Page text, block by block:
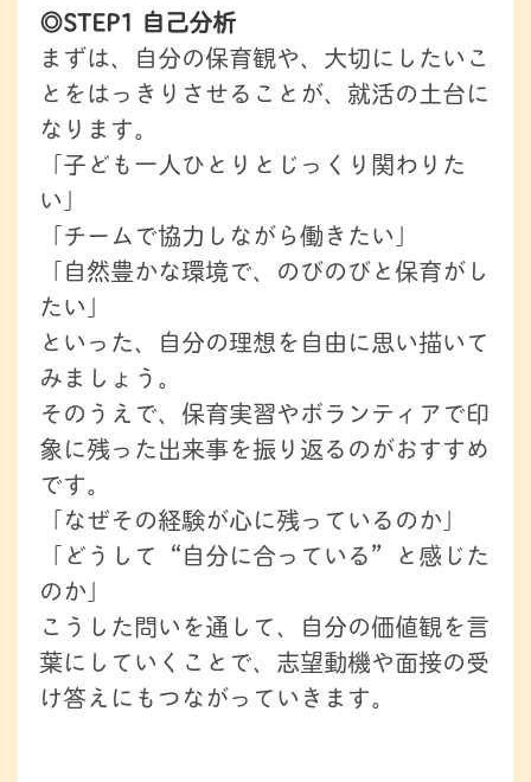
◎STEP1 自己分析
まずは、自分の保育観や、大切にしたいこ
とをはっきりさせることが、就活の土台に
なります。
「子ども一人ひとりとじっくり関わりた
い」
「チームで協力しながら働きたい」
「自然豊かな環境で、のびのびと保育がし
たい」
といった、自分の理想を自由に思い描いて
みましょう。
そのうえで、保育実習やボランティアで印
象に残った出来事を振り返るのがおすすめ
です。
「なぜその経験が心に残っているのか」
「どうして“自分に合っている”と感じた
のか」
こうした問いを通して、自分の価値観を言
葉にしていくことで、志望動機や面接の受
け答えにもつながっていきます。